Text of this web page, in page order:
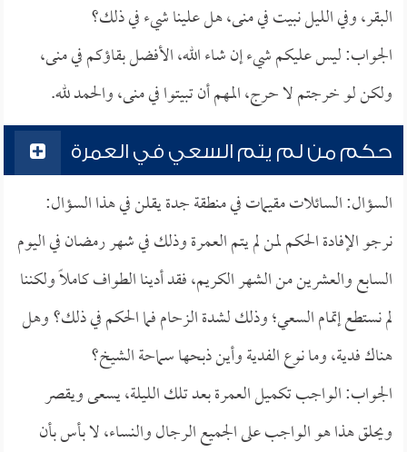
البقر، وفي الليل نبيت في منى، هل علينا شيء في ذلك؟
الجواب: ليس عليكم شيء إن شاء الله، الأفضل بقاؤكم في منى،
ولكن لو خرجتم لا حرج، المهم أن تبيتوا في منى، والحمد لله.
حكم من لم يتم السعي في العمرة
السؤال: السائلات مقيمات في منطقة جدة يقلن في هذا السؤال:
نرجو الإفادة الحكم لمن لم يتم العمرة وذلك في شهر رمضان في اليوم
السابع والعشرين من الشهر الكريم، فقد أدينا الطواف كاملاً ولكننا
لم نستطع إتمام السعي؛ وذلك لشدة الزحام فما الحكم في ذلك؟ وهل
هناك فدية، وما نوع الفدية وأين ذبحها سماحة الشيخ؟
الجواب: الواجب تكميل العمرة بعد تلك الليلة، يسعى ويقصر
ويحلق هذا هو الواجب على الجميع الرجال والنساء، لا بأس بأن